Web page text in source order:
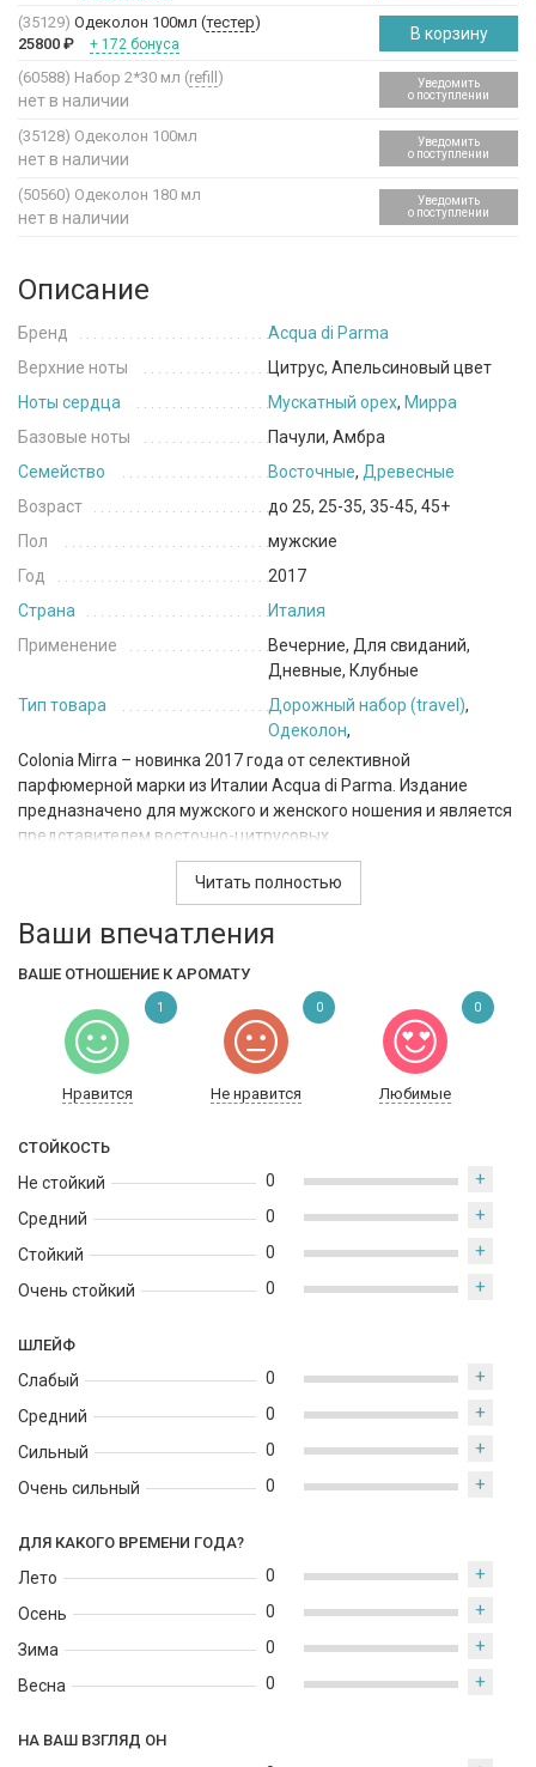
(35129) Одеколон 100мл (тестер)
25800 ₽ + 172 бонуса
В корзину
(60588) Набор 2*30 мл (refill )
нет в наличии
Уведомить
о поступлении
(35128) Одеколон 100мл
нет в наличии
Уведомить
о поступлении
(50560) Одеколон 180 мл
нет в наличии
Уведомить
о поступлении
Описание
Бренд
Acqua di Parma
Верхние ноты
Цитрус, Апельсиновый цвет
Ноты сердца
Мускатный орех, Мирра
Базовые ноты
Пачули, Амбра
Семейство
Восточные, Древесные
Возраст
до 25, 25-35, 35-45, 45+
Пол
мужские
Год
2017
Страна
Италия
Применение
Вечерние, Для свиданий,
Дневные, Клубные
Тип товара
Дорожный набор (travel),
Одеколон,
Colonia Mirra – новинка 2017 года от селективной
парфюмерной марки из Италии Acqua di Parma. Издание
предназначено для мужского и женского ношения и является
представителем восточно-цитрусовых
композиций. Благородный сдержанный коричневый флакон
содержит квинтэссенцию трепета, элегантности и
неописуемого блаженства. Аромат от первой и до последней
ноты он создает вокруг своего владельца ореол вселенской
летний ветерок после знойного дня. Центральную часть
составляет цитрусовая сладость апельсина, уместно
дополненная пикантной пряностью мускатного ореха и
тонким благовонием священной мирры. Словно дыхание
дымным ароматом мирры с горьковато-зеленой примесью
Читать полностью
Ваши впечатления
ВАШЕ ОТНОШЕНИЕ К АРОМАТУ
Нравится Не нравится Любимые
1 0 0
СТОЙКОСТЬ
Не стойкий
Средний
Стойкий
Очень стойкий
0 +
0 +
0 +
0 +
ШЛЕЙФ
Слабый
Средний
Сильный
Очень сильный
0 +
0 +
0 +
0 +
ДЛЯ КАКОГО ВРЕМЕНИ ГОДА?
Лето
Осень
Зима
Весна
0 +
0 +
0 +
0 +
НА ВАШ ВЗГЛЯД ОН